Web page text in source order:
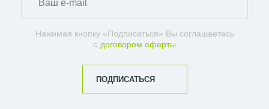
Нажимая кнопку «Подписаться» Вы соглашаетесь
с договором оферты
ПОДПИСАТЬСЯ